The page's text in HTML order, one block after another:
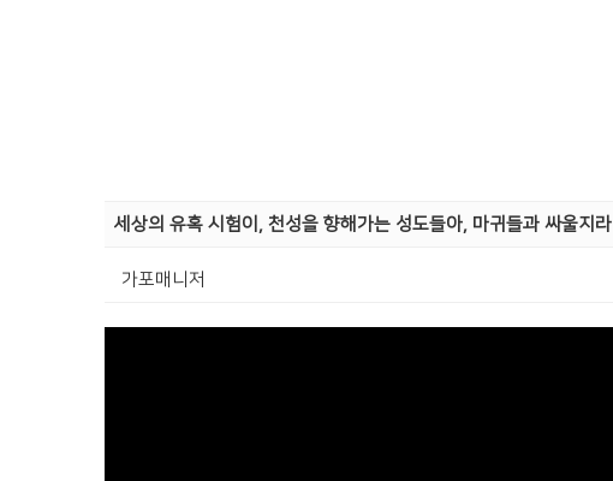
세상의 유혹 시험이, 천성을 향해가는 성도들아, 마귀들과 싸울지라
가포매니저